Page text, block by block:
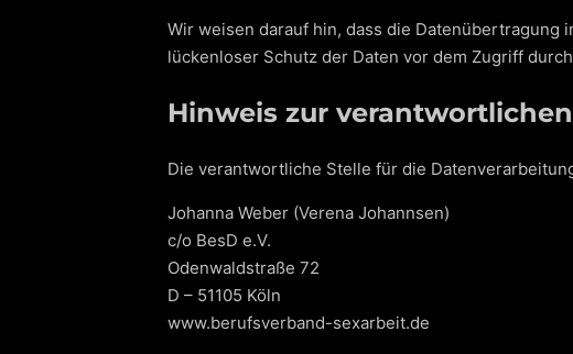
Wir weisen darauf hin, dass die Datenübertragung
lückenloser Schutz der Daten vor dem Zugriff
Hinweis zur
Die verantwortliche Stelle für die
Johanna Weber (Verena Johannsen)
c/o BesD e.V.
Odenwaldstraße 72
D – 51105 Köln
www.berufsverband-sexarbeit.de